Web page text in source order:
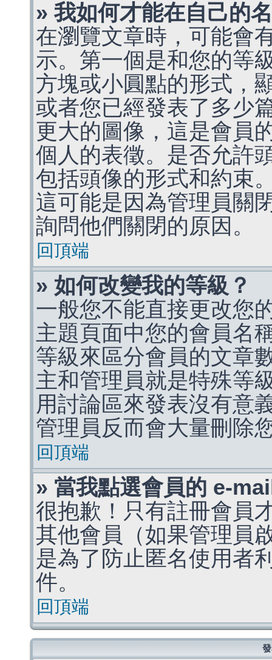
» 我如何才能在自己的
在瀏覽文章時，可能會
示。第一個是和您的等
方塊或小圓點的形式，
或者您已經發表了多少
更大的圖像，這是會員
個人的表徵。是否允許
包括頭像的形式和約束
這可能是因為管理員關
詢問他們關閉的原因。
回頂端
» 如何改變我的等級？
一般您不能直接更改您
主題頁面中您的會員名
等級來區分會員的文章
主和管理員就是特殊等
用討論區來發表沒有意
管理員反而會大量刪除
回頂端
» 當我點選會員的 e-
很抱歉！只有註冊會員
其他會員（如果管理員
是為了防止匿名使用者
件。
回頂端